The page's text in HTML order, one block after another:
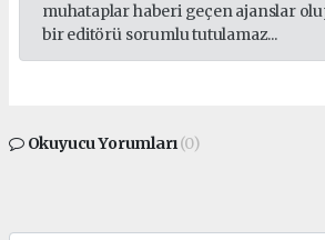
muhataplar haberi geçen ajanslar
bir editörü sorumlu tutulamaz...
Okuyucu Yorumları(0)